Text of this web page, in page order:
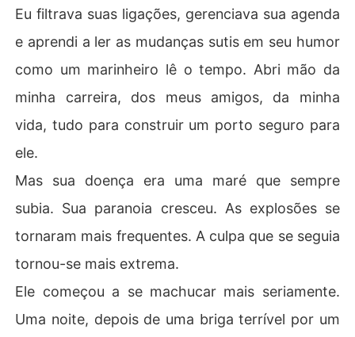
Eu filtrava suas ligações, gerenciava sua agenda
e aprendi a ler as mudanças sutis em seu humor
como um marinheiro lê o tempo. Abri mão da
minha carreira, dos meus amigos, da minha
vida, tudo para construir um porto seguro para
ele.
Mas sua doença era uma maré que sempre
subia. Sua paranoia cresceu. As explosões se
tornaram mais frequentes. A culpa que se seguia
tornou-se mais extrema.
Ele começou a se machucar mais seriamente.
Uma noite, depois de uma briga terrível por um